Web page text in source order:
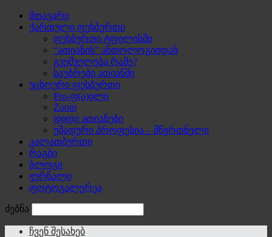
მთავარი
ქართული ფეხბურთი
ფეხბურთი ტფილისში
“ათიანის” ანთოლოგიიდან
გვეშველება რამე?
საუბრები ათიანში
უცხოური ფეხბურთი
Pro-ფ(ა)ილი
Zoom
დიდი ათიანები
უმადური პროფესია – მწვრთნელი
კალათბურთი
რაგბი
ბლოგი
ჟურნალი
ფოტოგალერეა
ძებნა
ჩვენ შესახებ